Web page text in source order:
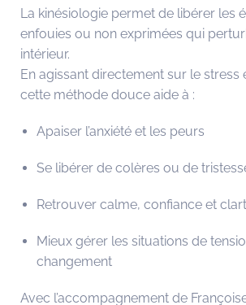
La kinésiologie permet de libérer les
enfouies ou non exprimées qui
intérieur.
En agissant directement sur le stress
cette méthode douce aide à :
Apaiser l’anxiété et les peurs
Se libérer de colères ou de
Retrouver calme, confiance et
Mieux gérer les situations de
changement
Avec l’accompagnement de